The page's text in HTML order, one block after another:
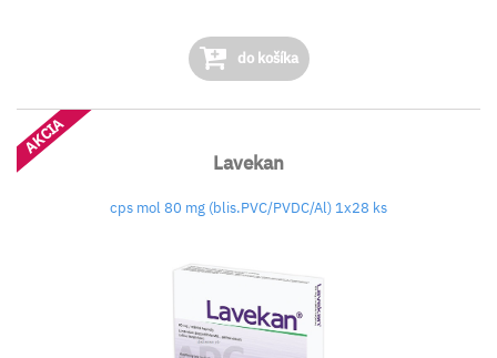
do košíka
Lavekan
cps mol 80 mg (blis.PVC/PVDC/Al) 1x28 ks
AKCIA